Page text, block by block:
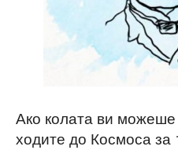
Ако колата ви
ходите до Космоса за